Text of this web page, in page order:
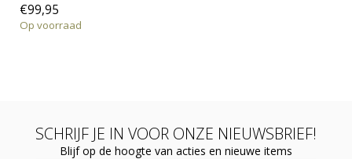
€99,95
Op voorraad
SCHRIJF JE IN VOOR ONZE NIEUWSBRIEF!
Blijf op de hoogte van acties en nieuwe items